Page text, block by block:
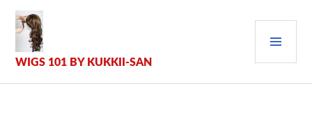
Inhalt
springen
WIGS 101 BY KUKKII-SAN